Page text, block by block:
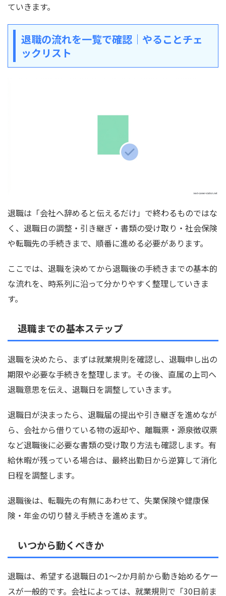
ていきます。
退職の流れを一覧で確認｜やることチェ
ックリスト
退職は「会社へ辞めると伝えるだけ」で終わるものではな
く、退職日の調整・引き継ぎ・書類の受け取り・社会保険
や転職先の手続きまで、順番に進める必要があります。
ここでは、退職を決めてから退職後の手続きまでの基本的
な流れを、時系列に沿って分かりやすく整理していきま
す。
退職までの基本ステップ
退職を決めたら、まずは就業規則を確認し、退職申し出の
期限や必要な手続きを整理します。その後、直属の上司へ
退職意思を伝え、退職日を調整していきます。
退職日が決まったら、退職届の提出や引き継ぎを進めなが
ら、会社から借りている物の返却や、離職票・源泉徴収票
など退職後に必要な書類の受け取り方法も確認します。有
給休暇が残っている場合は、最終出勤日から逆算して消化
日程を調整します。
退職後は、転職先の有無にあわせて、失業保険や健康保
険・年金の切り替え手続きを進めます。
いつから動くべきか
退職は、希望する退職日の1〜2か月前から動き始めるケー
スが一般的です。会社によっては、就業規則で「30日前ま